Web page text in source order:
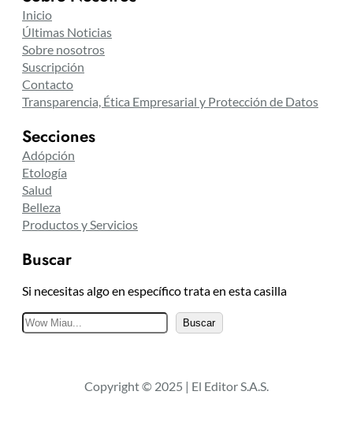
Inicio
Últimas Noticias
Sobre nosotros
Suscripción
Contacto
Transparencia, Ética Empresarial y Protección de Datos
Secciones
Adópción
Etología
Salud
Belleza
Productos y Servicios
Buscar
Si necesitas algo en específico trata en esta casilla
B
u
a
Buscar
Copyright © 2025 | El Editor S.A.S.